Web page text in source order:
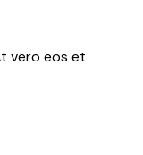
vero eos et